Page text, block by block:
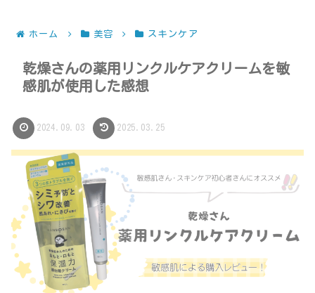
ホーム 美容 スキンケア
乾燥さんの薬用リンクルケアクリームを敏
感肌が使用した感想
2024.09.03 2025.03.25